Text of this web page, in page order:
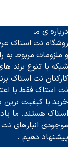
SSD
درباره ی ما
روشگاه نت استاک
و ملزومات مربوط به
شبکه با تنوع برند
کارکنان نت استاک
نت استاک فقط با
خرید با کیفیت
استاک هستند. ما
موجودی انبارهای
پیشنهاد دهیم .